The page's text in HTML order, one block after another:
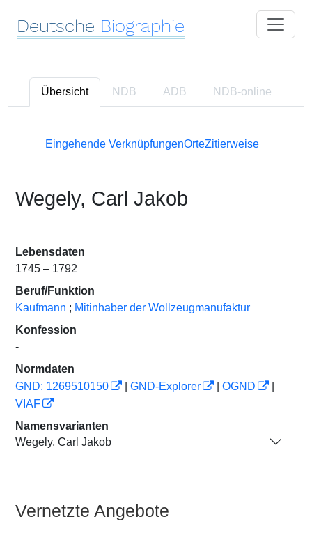
Deutsche Biographie
Übersicht NDB ADB NDB-online
Eingehende VerknüpfungenOrteZitierweise
Wegely, Carl Jakob
Lebensdaten
1745 – 1792
Beruf/Funktion
Kaufmann ; Mitinhaber der Wollzeugmanufaktur
Konfession
-
Normdaten
GND: 1269510150
GND-Explorer OGND
VIAF
Namensvarianten
Wegely, Carl Jakob
Vernetzte Angebote